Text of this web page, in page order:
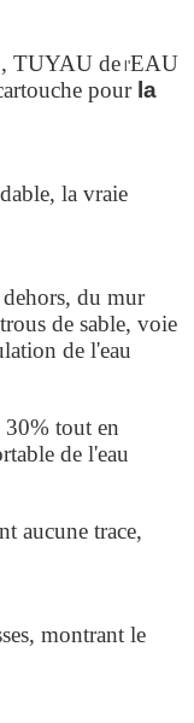
TUYAU de l'EAU
pour la
la vraie
du mur
de sable, voie
de l'eau
30% tout en
de l'eau
aucune trace,
montrant le